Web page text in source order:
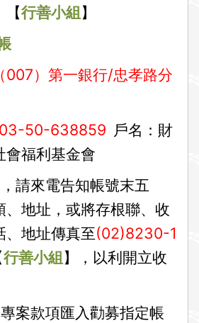
【行善小組】
（007）第一銀行/忠孝路分
50-638859 戶名：財
會福利基金會
請來電告知帳號末五
、地址，或將存根聯、收
、地址傳真至(02)8230-1
行善小組】，以利開立收
案款項匯入勸募指定帳